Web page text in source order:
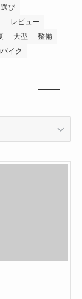
び
レビュー
大型
整備
イク